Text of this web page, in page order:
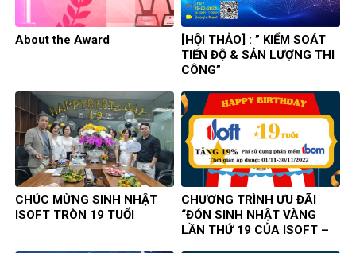
About the Award
[HỘI THẢO] : ” KIỂM SOÁT
TIẾN ĐỘ & SẢN LƯỢNG THI
CÔNG”
CHÚC MỪNG SINH NHẬT
ISOFT TRÒN 19 TUỔI
CHƯƠNG TRÌNH ƯU ĐÃI
“ĐÓN SINH NHẬT VÀNG
LẦN THỨ 19 CỦA ISOFT –